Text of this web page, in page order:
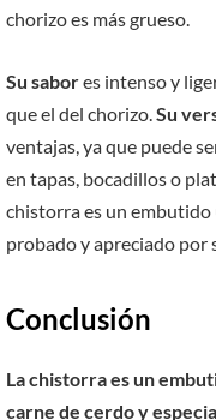
chorizo es más grueso.
Su sabores intenso y
que el del chorizo.Su
ventajas, ya que puede
en tapas, bocadillos o
chistorra es un embutido
probado y apreciado por
Conclusión
La chistorra es un
carne de cerdo y